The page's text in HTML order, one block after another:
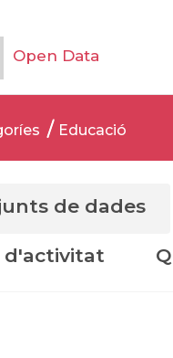
Open Data
Educació
de dades
d'activitat